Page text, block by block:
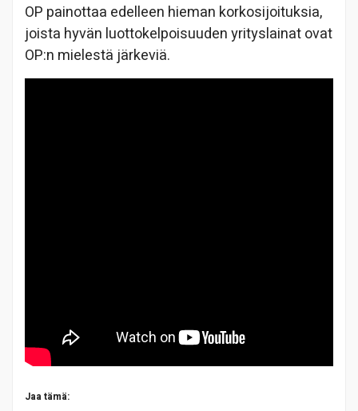
OP painottaa edelleen hieman korkosijoituksia,
joista hyvän luottokelpoisuuden yrityslainat ovat
OP:n mielestä järkeviä.
Jaa tämä: